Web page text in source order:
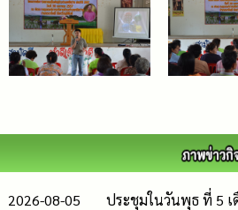
2026-08-05
ประชุมในวันพุธ ที่ 5